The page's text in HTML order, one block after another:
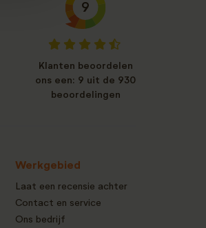
9
Klanten beoordelen
ons een: 9 uit de 930
beoordelingen
Werkgebied
Laat een recensie achter
Contact en service
Ons bedrijf